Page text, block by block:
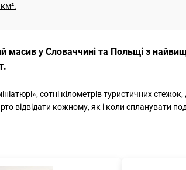
масив у Словаччині та Польщі з
сотні кілометрів туристичних
відвідати кожному, як і коли спланувати